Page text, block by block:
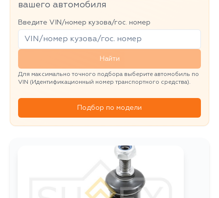
вашего автомобиля
Введите VIN/номер кузова/гос. номер
Найти
Для максимально точного подбора выберите автомобиль по
VIN (Идентификационный номер транспортного средства).
Подбор по модели